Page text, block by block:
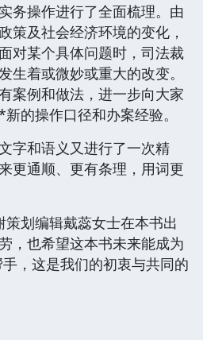
操作进行了全面梳理。由
策及社会经济环境的变化，
对某个具体问题时，司法裁
生着或微妙或重大的改变。
案例和做法，进一步向大家
的操作口径和办案经验。
和语义又进行了一次精
更通顺、更有条理，用词更
划编辑戴蕊女士在本书出
，也希望这本书未来能成为
，这是我们的初衷与共同的